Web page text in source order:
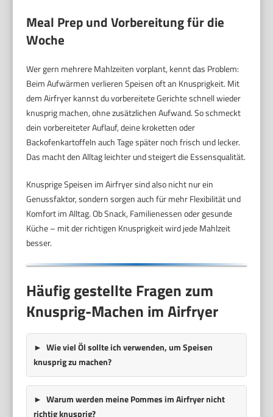
Meal Prep und Vorbereitung für die
Woche
Wer gern mehrere Mahlzeiten vorplant, kennt das Problem:
Beim Aufwärmen verlieren Speisen oft an Knusprigkeit. Mit
dem Airfryer kannst du vorbereitete Gerichte schnell wieder
knusprig machen, ohne zusätzlichen Aufwand. So schmeckt
dein vorbereiteter Auflauf, deine kroketten oder
Backofenkartoffeln auch Tage später noch frisch und lecker.
Das macht den Alltag leichter und steigert die Essensqualität.
Knusprige Speisen im Airfryer sind also nicht nur ein
Genussfaktor, sondern sorgen auch für mehr Flexibilität und
Komfort im Alltag. Ob Snack, Familienessen oder gesunde
Küche – mit der richtigen Knusprigkeit wird jede Mahlzeit
besser.
Häufig gestellte Fragen zum
Knusprig-Machen im Airfryer
Wie viel Öl sollte ich verwenden, um Speisen
knusprig zu machen?
Warum werden meine Pommes im Airfryer nicht
richtig knusprig?